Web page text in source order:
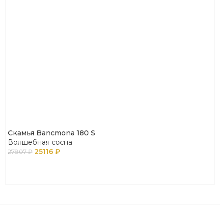
Скамья Bancmona 180 S
Волшебная сосна
27907₽ 25116 ₽